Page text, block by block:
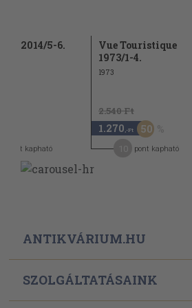
2014/5-6.
pont kapható
Vue Touristique
1973/1-4.
1973
2.540 Ft
1.270 ,-Ft 50
pont kapható
ANTIKVÁRIUM.HU
SZOLGÁLTATÁSAINK